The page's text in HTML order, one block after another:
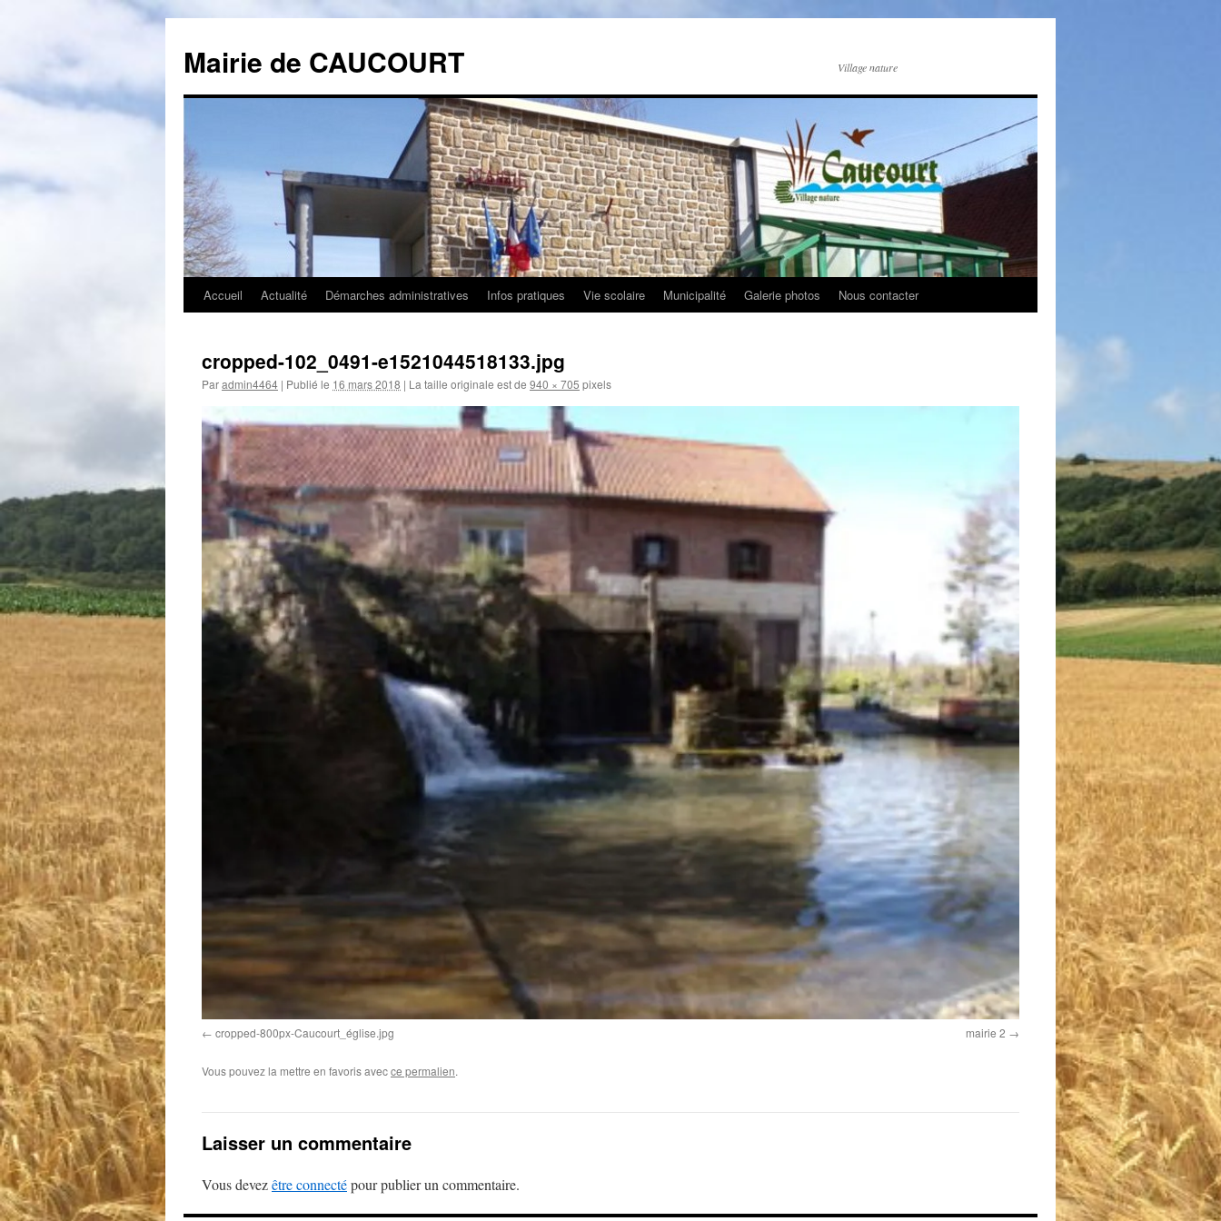
Mairie de CAUCOURT Village nature
Aller
contenu
Accueil Actualité Démarches administratives Infos pratiques Vie scolaire Municipalité Galerie photos Nous contacter
cropped-102_0491-e1521044518133.jpg
Paradmin4464 | Publié le 16 mars 2018 | La taille originale est de 940 × 705 pixels
cropped-800px-Caucourt_église.jpg mairie 2
Vous pouvez la mettre en favoris avecce permalien.
Laisser un commentaire
Vous devezêtre connectépour publier un commentaire.